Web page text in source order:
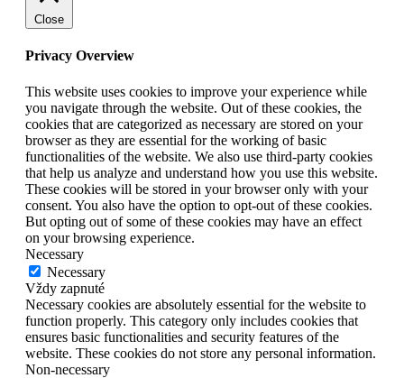
Close
Privacy Overview
This website uses cookies to improve your experience while
you navigate through the website. Out of these cookies, the
cookies that are categorized as necessary are stored on your
browser as they are essential for the working of basic
functionalities of the website. We also use third-party cookies
that help us analyze and understand how you use this website.
These cookies will be stored in your browser only with your
consent. You also have the option to opt-out of these cookies.
But opting out of some of these cookies may have an effect
on your browsing experience.
Necessary
Necessary
Vždy zapnuté
Necessary cookies are absolutely essential for the website to
function properly. This category only includes cookies that
ensures basic functionalities and security features of the
website. These cookies do not store any personal information.
Non-necessary